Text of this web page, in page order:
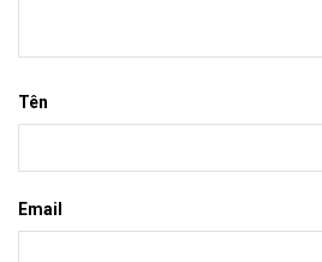
Tên
Email